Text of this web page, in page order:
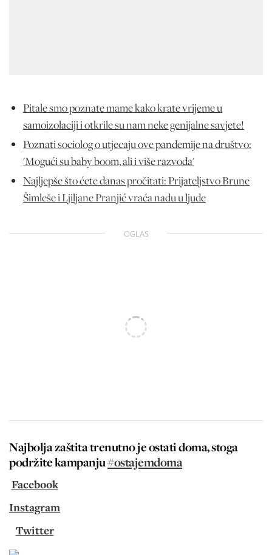
Pitale smo poznate mame kako krate vrijeme u
samoizolaciji i otkrile su nam neke genijalne savjete!
Poznati sociolog o utjecaju ove pandemije na društvo:
'Mogući su baby boom, ali i više razvoda'
Najljepše što ćete danas pročitati: Prijateljstvo Brune
Šimleše i Ljiljane Pranjić vraća nadu u ljude
OGLAS
Najbolja zaštita trenutno je ostati doma, stoga
podržite kampanju#ostajemdoma
Facebook
Instagram
Twitter